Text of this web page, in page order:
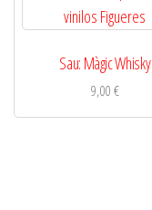
Sau: Màgic Whisky
9,00€